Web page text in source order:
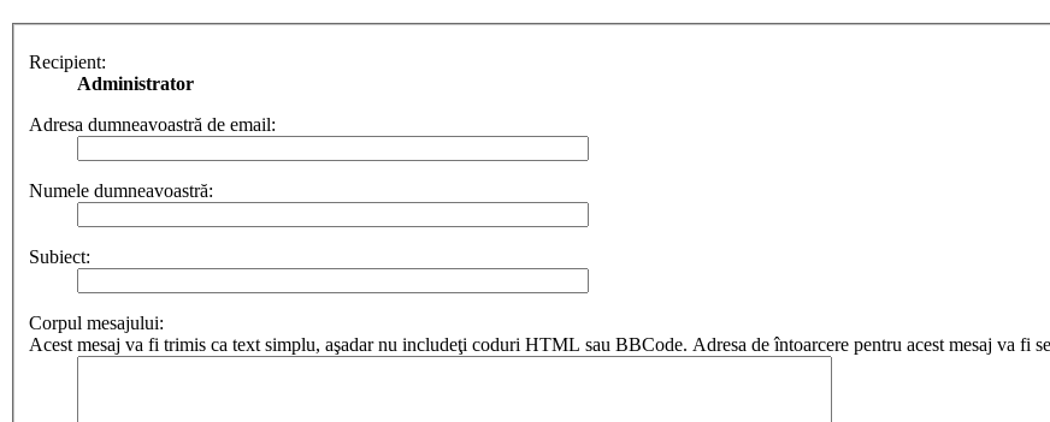
Recipient:
Administrator
Adresa dumneavoastră de email:
Numele dumneavoastră:
Subiect:
Corpul mesajului:
Acest mesaj va fi trimis ca text simplu, aşadar nu includeţi coduri HTML sau BBCode. Adresa de întoarcere pentru acest mesaj va fi